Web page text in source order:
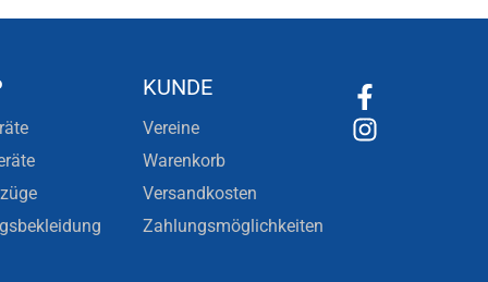
KUNDE
Vereine
Warenkorb
Versandkosten
Zahlungsmöglichkeiten